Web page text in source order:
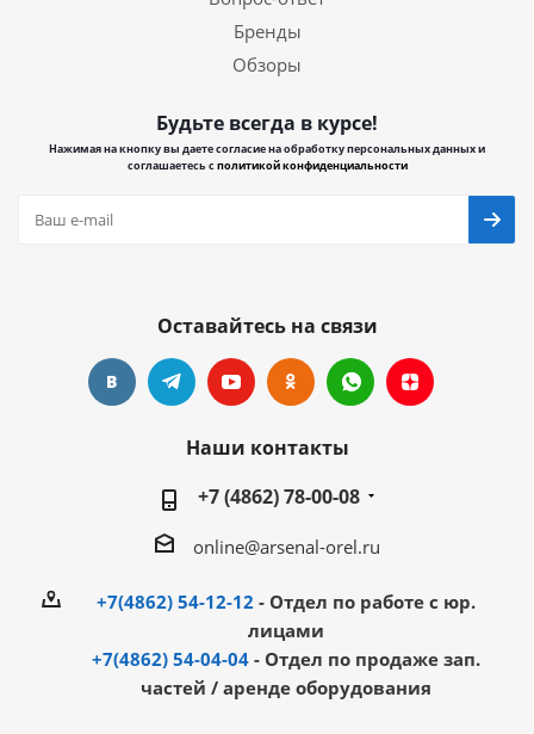
Бренды
Обзоры
Будьте всегда в курсе!
Нажимая на кнопку вы даете согласие на обработку персональных данных и
соглашаетесь сполитикой конфиденциальности
Оставайтесь на связи
Наши контакты
+7 (4862) 78-00-08
online@arsenal-orel.ru
+7(4862) 54-12-12 - Отдел по работе с юр.
лицами
+7(4862) 54-04-04 - Отдел по продаже зап.
частей / аренде оборудования